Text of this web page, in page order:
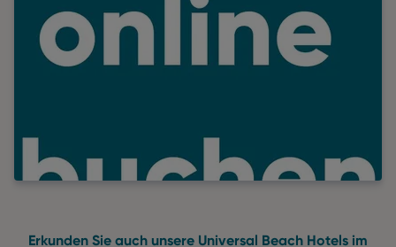
Erkunden Sie auch unsere Universal Beach Hotels im